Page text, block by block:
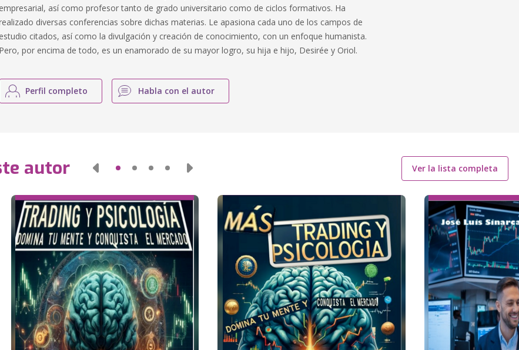
empresarial, así como profesor tanto de grado universitario como de ciclos formativos. Ha
diversas conferencias sobre dichas materias. Le apasiona cada uno de los campos de
estudio citados, así como la divulgación y creación de conocimiento, con un enfoque humanista.
Pero, por encima de todo, es un enamorado de su mayor logro, su hija e hijo, Desirée y Oriol.
Perfil completo Habla con el autor
autor Ver la lista completa